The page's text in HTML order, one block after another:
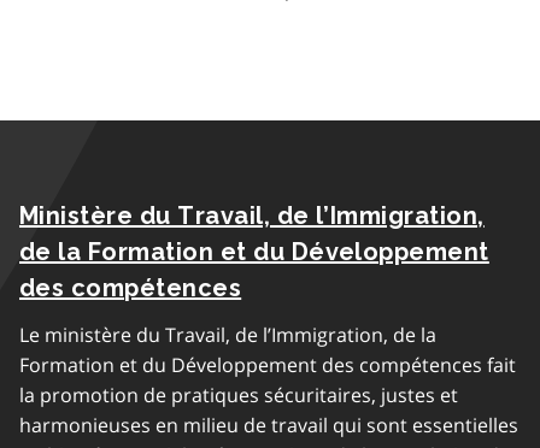
Ministère du Travail, de l’Immigration,
de la Formation et du Développement
des compétences
Le ministère du Travail, de l’Immigration, de la
Formation et du Développement des compétences fait
la promotion de pratiques sécuritaires, justes et
harmonieuses en milieu de travail qui sont essentielles